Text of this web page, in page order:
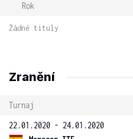
Rok
Žádné tituly
Zranění
Turnaj
22.01.2020 - 24.01.2020